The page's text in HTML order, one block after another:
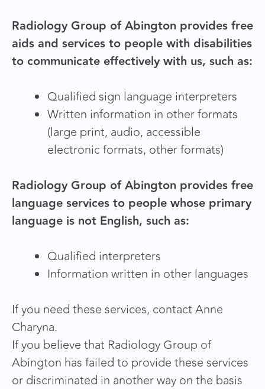
Radiology Group of Abington provides free
aids and services to people with disabilities
to communicate effectively with us, such as:
Qualified sign language interpreters
Written information in other formats
(large print, audio, accessible
electronic formats, other formats)
Radiology Group of Abington provides free
language services to people whose primary
language is not English, such as:
Qualified interpreters
Information written in other languages
If you need these services, contact Anne
Charyna.
If you believe that Radiology Group of
Abington has failed to provide these services
or discriminated in another way on the basis